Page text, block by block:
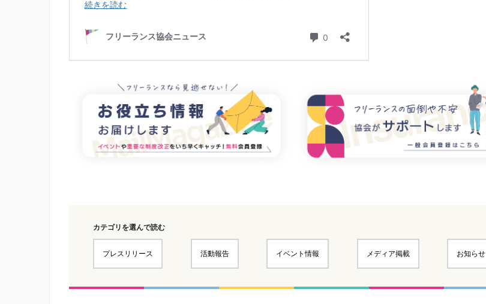
カテゴリを選んで読む
プレスリリース 活動報告 イベント情報 メディア掲載 お知らせ